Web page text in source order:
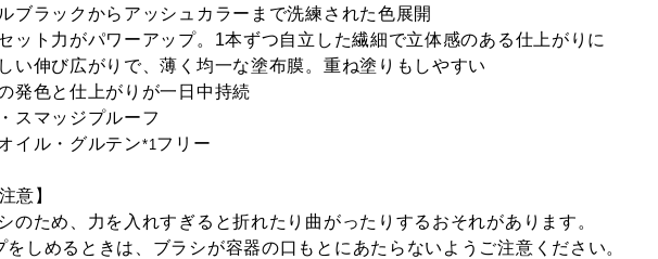
ブラックからアッシュカラーまで洗練された色展開
ット力がパワーアップ。1本ずつ自立した繊細で立体感のある仕上がりに
い伸び広がりで、薄く均一な塗布膜。重ね塗りもしやすい
発色と仕上がりが一日中持続
スマッジプルーフ
イル・グルテン*1フリー
意】
のため、力を入れすぎると折れたり曲がったりするおそれがあります。
しめるときは、ブラシが容器の口もとにあたらないようご注意ください。